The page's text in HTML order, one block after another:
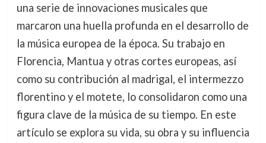
una serie de innovaciones musicales que
marcaron una huella profunda en el desarrollo de
la música europea de la época. Su trabajo en
Florencia, Mantua y otras cortes europeas, así
como su contribución al madrigal, el intermezzo
florentino y el motete, lo consolidaron como una
figura clave de la música de su tiempo. En este
artículo se explora su vida, su obra y su influencia